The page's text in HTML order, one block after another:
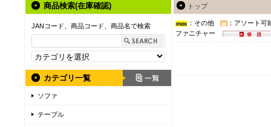
商品検索(在庫確認)
JANコード、商品コード、商品名で検索
カテゴリ一覧
ソファ
テーブル
トップ
：その他
：アソート可
ファニチャー